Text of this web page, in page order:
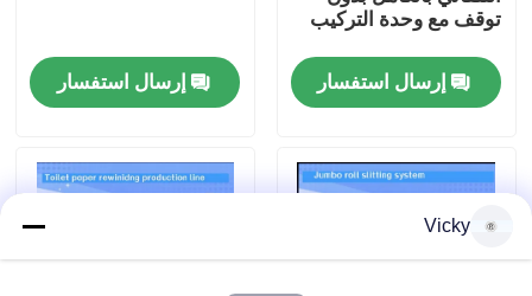
أخبار
توقف مع وحدة التركيب
إرسال استفسار إرسال استفسار
Vicky